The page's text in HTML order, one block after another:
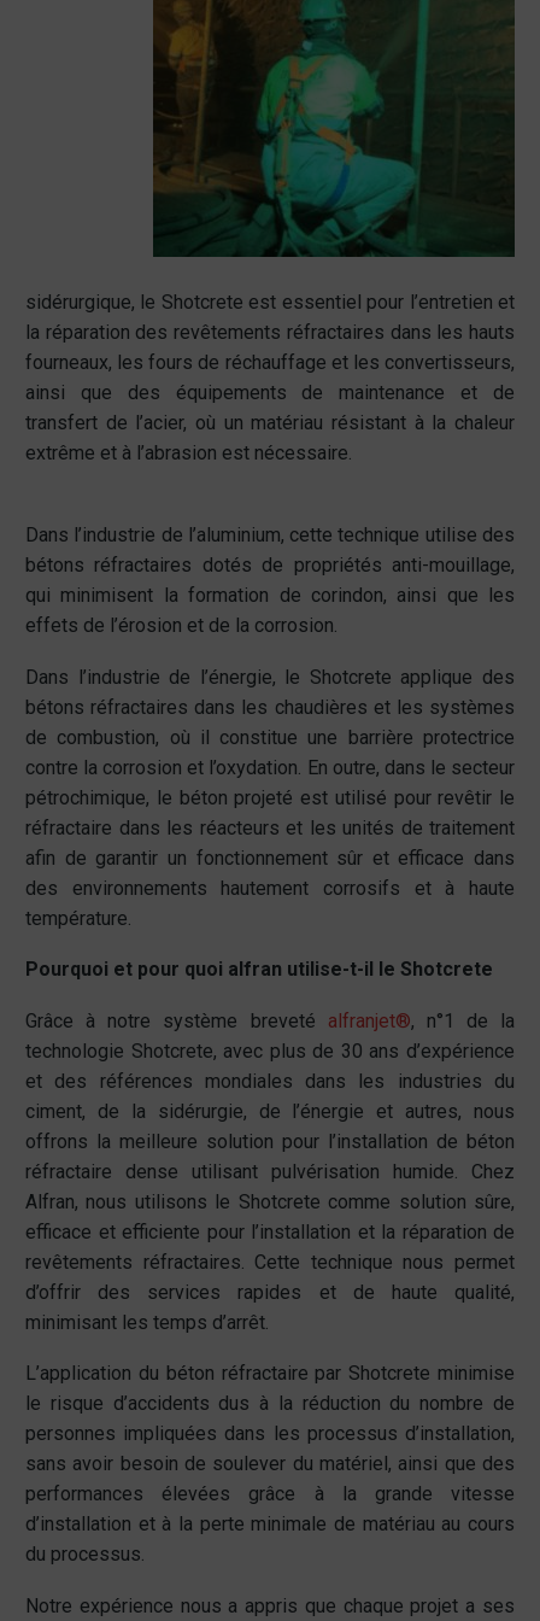
sidérurgique, le Shotcrete est essentiel pour l’entretien et
la réparation des revêtements réfractaires dans les hauts
fourneaux, les fours de réchauffage et les convertisseurs,
ainsi que des équipements de maintenance et de
transfert de l’acier, où un matériau résistant à la chaleur
extrême et à l’abrasion est nécessaire.
Dans l’industrie de l’aluminium, cette technique utilise des
bétons réfractaires dotés de propriétés anti-mouillage,
qui minimisent la formation de corindon, ainsi que les
effets de l’érosion et de la corrosion.
Dans l’industrie de l’énergie, le Shotcrete applique des
bétons réfractaires dans les chaudières et les systèmes
de combustion, où il constitue une barrière protectrice
contre la corrosion et l’oxydation. En outre, dans le secteur
pétrochimique, le béton projeté est utilisé pour revêtir le
réfractaire dans les réacteurs et les unités de traitement
afin de garantir un fonctionnement sûr et efficace dans
des environnements hautement corrosifs et à haute
température.
Pourquoi et pour quoi alfran utilise-t-il le Shotcrete
Grâce à notre système breveté alfranjet®, n°1 de la
technologie Shotcrete, avec plus de 30 ans d’expérience
et des références mondiales dans les industries du
ciment, de la sidérurgie, de l’énergie et autres, nous
offrons la meilleure solution pour l’installation de béton
réfractaire dense utilisant pulvérisation humide. Chez
Alfran, nous utilisons le Shotcrete comme solution sûre,
efficace et efficiente pour l’installation et la réparation de
revêtements réfractaires. Cette technique nous permet
d’offrir des services rapides et de haute qualité,
minimisant les temps d’arrêt.
L’application du béton réfractaire par Shotcrete minimise
le risque d’accidents dus à la réduction du nombre de
personnes impliquées dans les processus d’installation,
sans avoir besoin de soulever du matériel, ainsi que des
performances élevées grâce à la grande vitesse
d’installation et à la perte minimale de matériau au cours
du processus.
Notre expérience nous a appris que chaque projet a ses